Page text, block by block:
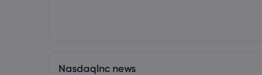
NasdaqInc news